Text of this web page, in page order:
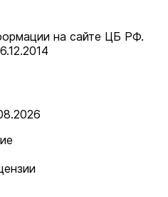
на сайте ЦБ РФ.